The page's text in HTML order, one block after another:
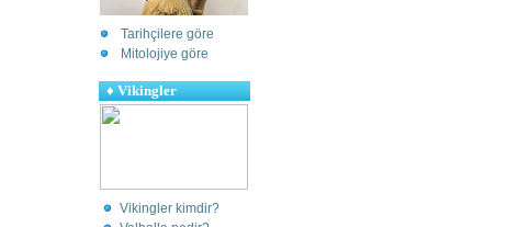
Tarihçilere göre
Mitolojiye göre
♦ Vikingler
Vikingler kimdir?